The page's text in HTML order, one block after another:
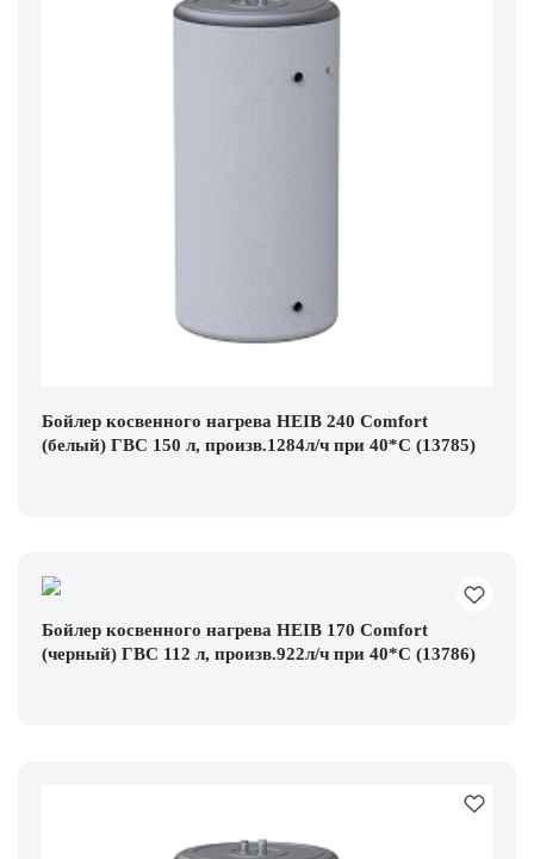
Бойлер косвенного нагрева HEIB 240 Comfort
(белый) ГВС 150 л, произв.1284л/ч при 40*С (13785)
Бойлер косвенного нагрева HEIB 170 Comfort
(черный) ГВС 112 л, произв.922л/ч при 40*С (13786)